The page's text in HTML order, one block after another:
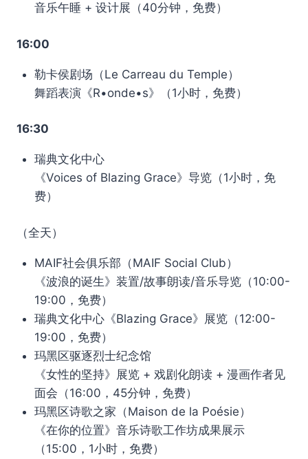
音乐午睡 + 设计展（40分钟，免费）
16:00
勒卡侯剧场（Le Carreau du Temple）
舞蹈表演《R•onde•s》（1小时，免费）
16:30
瑞典文化中心
《Voices of Blazing Grace》导览（1小时，免
费）
（全天）
MAIF社会俱乐部（MAIF Social Club）
《波浪的诞生》装置/故事朗读/音乐导览（10:00-
19:00，免费）
瑞典文化中心《Blazing Grace》展览（12:00-
19:00，免费）
玛黑区驱逐烈士纪念馆
《女性的坚持》展览 + 戏剧化朗读 + 漫画作者见
面会（16:00，45分钟，免费）
玛黑区诗歌之家（Maison de la Poésie）
《在你的位置》音乐诗歌工作坊成果展示
（15:00，1小时，免费）